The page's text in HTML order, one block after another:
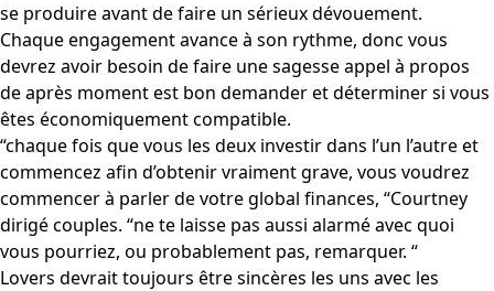
se produire avant de faire un sérieux dévouement.
Chaque engagement avance à son rythme, donc vous
devrez avoir besoin de faire une sagesse appel à propos
de après moment est bon demander et déterminer si vous
êtes économiquement compatible.
“chaque fois que vous les deux investir dans l’un l’autre et
commencez afin d’obtenir vraiment grave, vous voudrez
commencer à parler de votre global finances, “Courtney
dirigé couples. “ne te laisse pas aussi alarmé avec quoi
vous pourriez, ou probablement pas, remarquer. “
Lovers devrait toujours être sincères les uns avec les